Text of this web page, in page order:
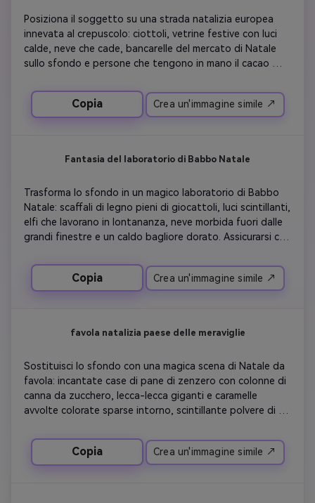
Posiziona il soggetto su una strada natalizia europea
innevata al crepuscolo: ciottoli, vetrine festive con luci
calde, neve che cade, bancarelle del mercato di Natale
sullo sfondo e persone che tengono in mano il cacao
stradale ambientale.
Copia Crea un'immagine simile ↗
Fantasia del laboratorio di Babbo Natale
Trasforma lo sfondo in un magico laboratorio di Babbo
Natale: scaffali di legno pieni di giocattoli, luci scintillanti,
elfi che lavorano in lontananza, neve morbida fuori dalle
grandi finestre e un caldo bagliore dorato. Assicurarsi che
dall'ambiente del laboratorio.
Copia Crea un'immagine simile ↗
favola natalizia paese delle meraviglie
Sostituisci lo sfondo con una magica scena di Natale da
favola: incantate case di pane di zenzero con colonne di
canna da zucchero, lecca-lecca giganti e caramelle
avvolte colorate sparse intorno, scintillante polvere di
con ornamenti oversize, morbida illuminazione sognante
con bokeh arcobaleno e un'atmosfera fantastica del
mondo dello zucchero-prugna. Mantieni il soggetto
Copia Crea un'immagine simile ↗